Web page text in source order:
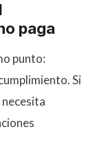
paga
punto:
Si